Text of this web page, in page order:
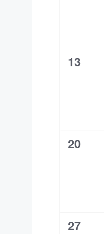
0
13
0
20
0
27